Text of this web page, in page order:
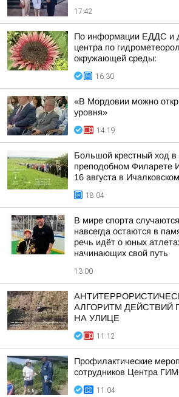
17:42
По информации ЕДДС и
центра по
окружающей среды:
16:30
«В Мордовии можно
уровня»
14:19
Большой крестный ход в
преподобном Филарете
16 августа в
18:04
В мире спорта
навсегда остаются в
речь идёт о юных
начинающих свой путь
13:00
АЛГОРИТМ ДЕЙСТВИЙ
НА УЛИЦЕ
11:12
Профилактические
сотрудников Центра
11:04